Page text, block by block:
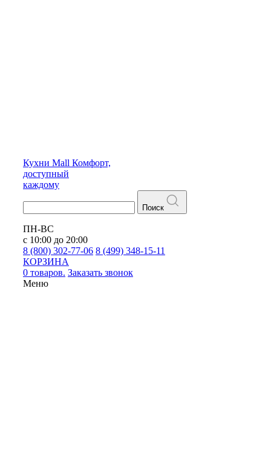
Кухни Mall Комфорт,
доступный
каждому
Поиск
ПН-ВС
с 10:00 до 20:00
8 (800) 302-77-06 8 (499) 348-15-11
КОРЗИНА
0 товаров. Заказать звонок
Меню